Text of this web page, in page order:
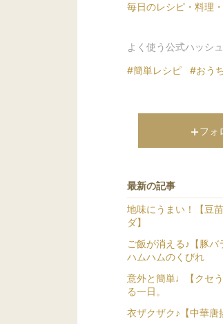
毎日のレシピ・料理
よく使う公式ハッシ
#簡単レシピ #おう
フォ
最新の記事
地味にうまい！【豆
ダ】
ご飯が消える♪【豚
ハムハムのくびれ
意外と簡単♩【クセ
る一日。
衣ザクザク♪【中華